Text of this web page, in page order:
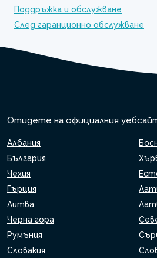
Поддръжка и обслужване
След гаранционно обслужване
Отидете на официалния
Албания
България
Чехия
Гърция
Литва
Черна гора
Румъния
Словакия